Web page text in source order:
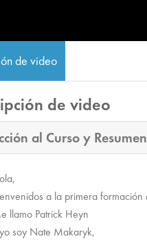
de video
de video
al Curso y
a la primera formación
llamo Patrick Heyn
soy Nate Makaryk,